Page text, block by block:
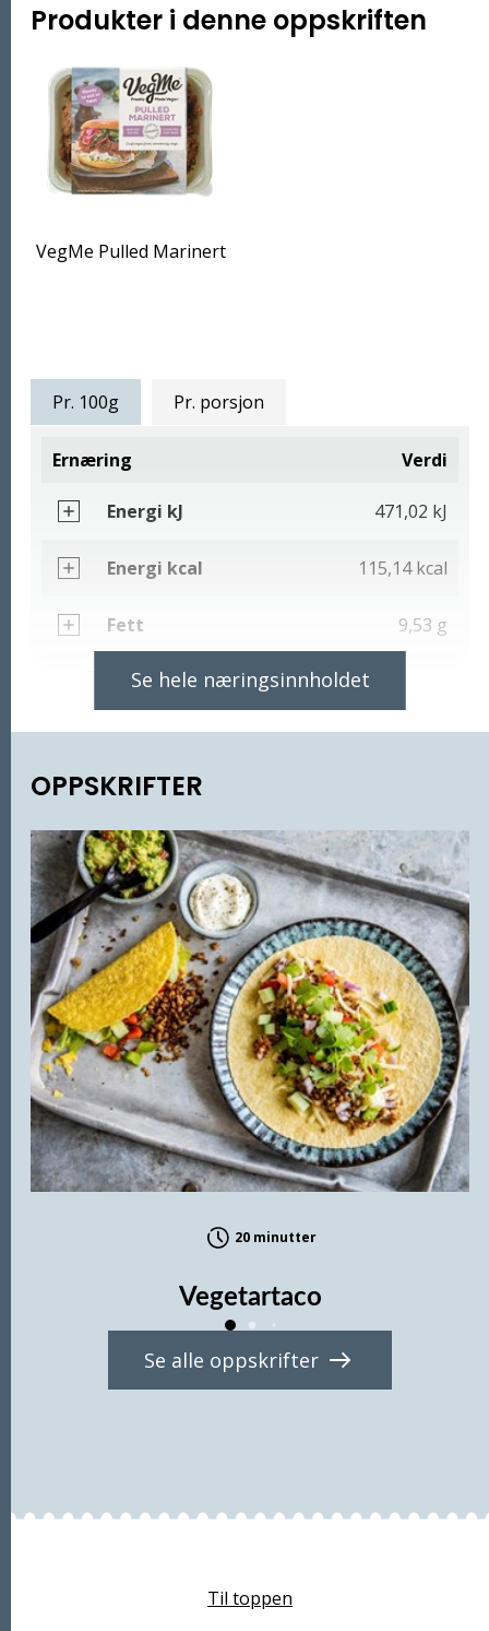
Produkter i denne oppskriften
VegMe Pulled Marinert
Næringsinnhold
Pr. 100g Pr. porsjon
Ernæring Verdi
Energi kJ 471,02 kJ
Energi kcal 115,14 kcal
Fett 9,53 g
Hvorav mettede fettsyrer
Karbohydrater 2,55 g
Hvorav sukkerarter
Kostfiber 1,25 g
Protein 4,02 g
Salt 0,45 g
Vitamin E 1,15 alfa-TE(9% *)
Vitamin K 15 µg(20% *)
Vitamin C
(askorbinsyre)
9,92 mg(12%
*)
Vitamin B1 (tiamin)
Vitamin B6 (pyridoksin)
Kobber (Cu) 0,07 mg(6% *)
Se hele næringsinnholdet
OPPSKRIFTER
20 minutter
Vegetartaco
Se alle oppskrifter
Til toppen